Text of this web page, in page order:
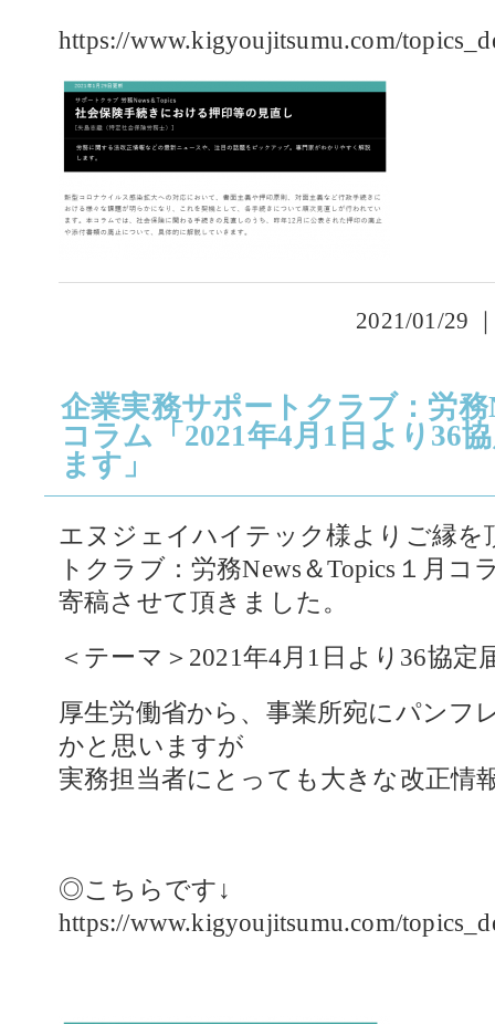
https://www.kigyoujitsumu.com/
2021/01/29
企業実務サポートクラブ：労務
コラム「2021年4月1日より36
ます」
エヌジェイハイテック様よりご縁を
トクラブ：労務News＆Topics１月コ
寄稿させて頂きました。
＜テーマ＞2021年4月1日より36協
厚生労働省から、事業所宛にパンフ
かと思いますが
実務担当者にとっても大きな改正情
◎こちらです↓
https://www.kigyoujitsumu.com/